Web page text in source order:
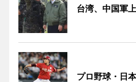
台湾、中国軍
プロ野球・日